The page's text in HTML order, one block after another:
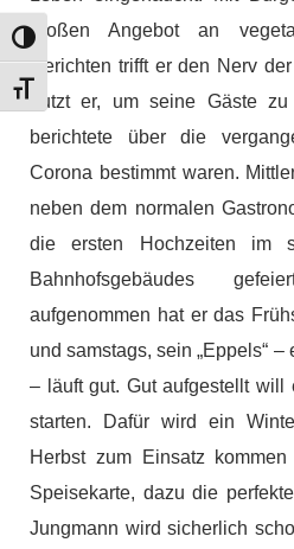
Umschalten auf hohe Kontraste
Schrift vergrößern
großen Angebot an
Gerichten trifft er den Nerv
nutzt er, um seine Gäste
berichtete über die
Corona bestimmt waren.
neben dem normalen
die ersten Hochzeiten im
Bahnhofsgebäudes
aufgenommen hat er das
und samstags, sein „Eppels“
– läuft gut. Gut aufgestellt will
starten. Dafür wird ein
Herbst zum Einsatz
Speisekarte, dazu die
Jungmann wird sicherlich